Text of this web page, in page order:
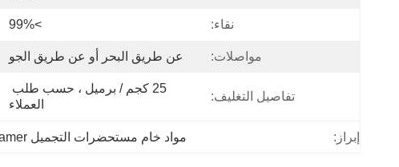
نقاء: >99%
مواصلات: عن طريق البحر أو عن طريق الجو
تفاصيل التغليف:
العملاء
إبراز: مواد خام مستحضرات التجميل Poloxamer